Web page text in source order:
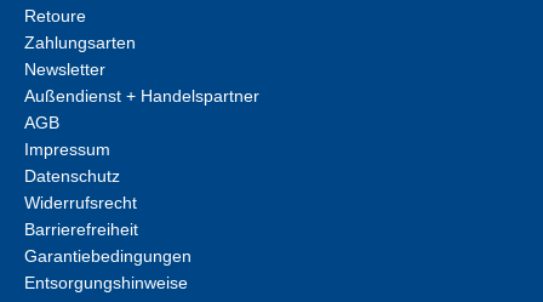
Retoure
Zahlungsarten
Newsletter
Außendienst + Handelspartner
AGB
Impressum
Datenschutz
Widerrufsrecht
Barrierefreiheit
Garantiebedingungen
Entsorgungshinweise